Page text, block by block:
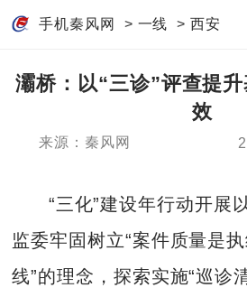
手机秦风网 > 一线 > 西安
灞桥：以“三诊”评查提
效
来源：秦风网
“三化”建设年行动开展
监委牢固树立“案件质量是
线”的理念，探索实施“巡诊